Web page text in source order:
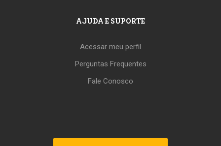
AJUDA E SUPORTE
Acessar meu perfil
Perguntas Frequentes
Fale Conosco